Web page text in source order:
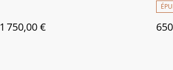
1 750,00 €